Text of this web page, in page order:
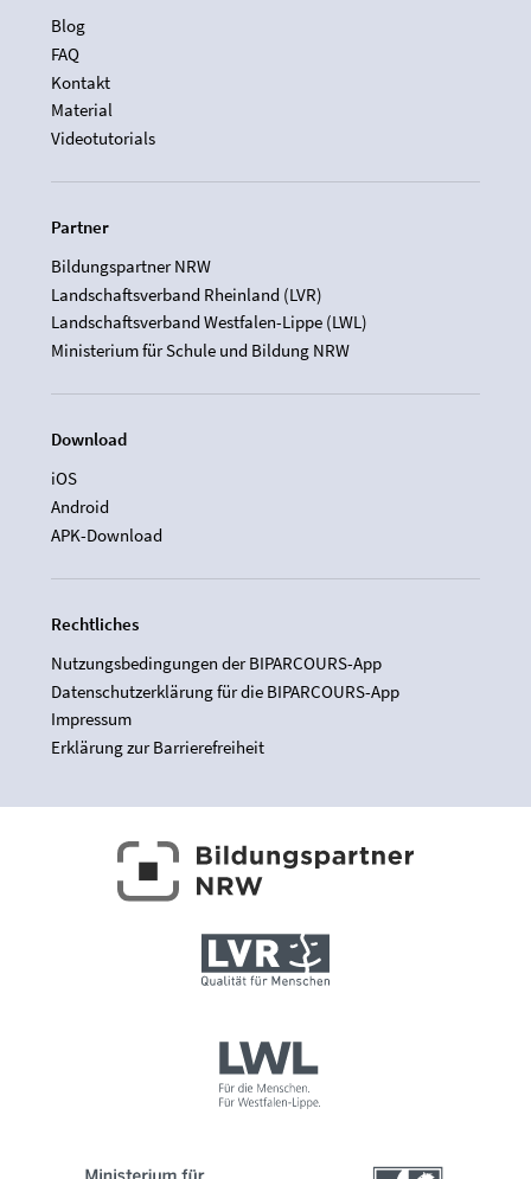
Blog
FAQ
Kontakt
Material
Videotutorials
Partner
Bildungspartner NRW
Landschaftsverband Rheinland (LVR)
Landschaftsverband Westfalen-Lippe (LWL)
Ministerium für Schule und Bildung NRW
Download
iOS
Android
APK-Download
Rechtliches
Nutzungsbedingungen der BIPARCOURS-App
Datenschutzerklärung für die BIPARCOURS-App
Impressum
Erklärung zur Barrierefreiheit